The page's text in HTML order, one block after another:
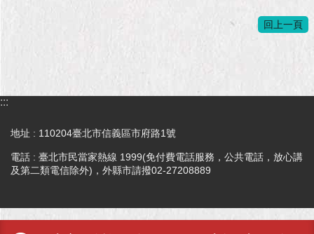
回上一頁
:::
地址 : 110204臺北市信義區市府路1號
電話 : 臺北市民當家熱線 1999(免付費電話服務，公共電話，放心講
及第二類電信除外)，外縣市請撥02-27208889